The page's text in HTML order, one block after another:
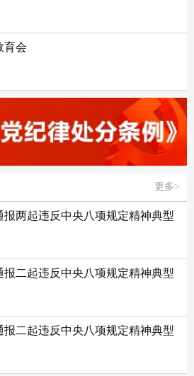
育会
更多>
两起违反中央八项规定精神典型
二起违反中央八项规定精神典型
二起违反中央八项规定精神典型